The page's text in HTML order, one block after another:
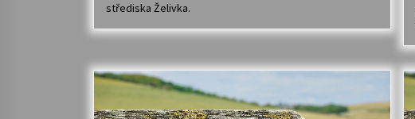
střediska Želivka.